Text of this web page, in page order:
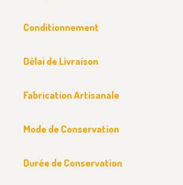
Conditionnement
Délai de Livraison
Fabrication Artisanale
Mode de Conservation
Durée de Conservation